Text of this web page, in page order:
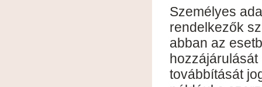
Személyes
rendelkezők
abban az
hozzájárulását
továbbítását